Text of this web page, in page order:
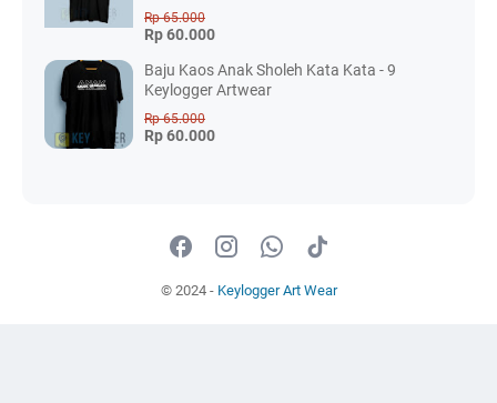
Rp 65.000
Rp 60.000
Baju Kaos Anak Sholeh Kata Kata - 9
Keylogger Artwear
Rp 65.000
Rp 60.000
© 2024 - Keylogger Art Wear